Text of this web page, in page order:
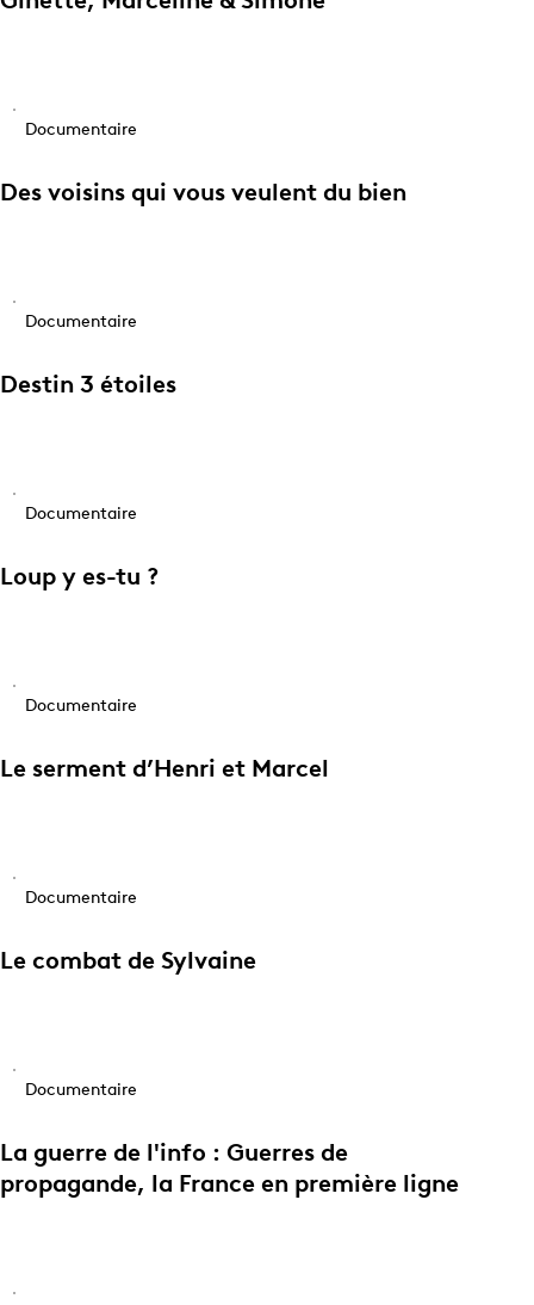
Documentaire
Des voisins qui vous veulent du bien
Documentaire
Destin 3 étoiles
Documentaire
Loup y es-tu ?
Documentaire
Le serment d’Henri et Marcel
Documentaire
Le combat de Sylvaine
Documentaire
La guerre de l'info : Guerres de
propagande, la France en première ligne